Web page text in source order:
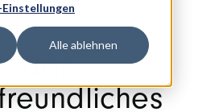
Alle ablehnen
- das